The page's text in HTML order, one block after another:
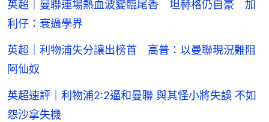
英超｜曼聯連場熱血波變臨尾香 坦赫格仍自豪 加
利仔：衰過學界
英超｜利物浦失分讓出榜首 高普：以曼聯現況難阻
阿仙奴
英超速評｜利物浦2:2逼和曼聯 與其怪小將失誤 不如
怨沙拿失機